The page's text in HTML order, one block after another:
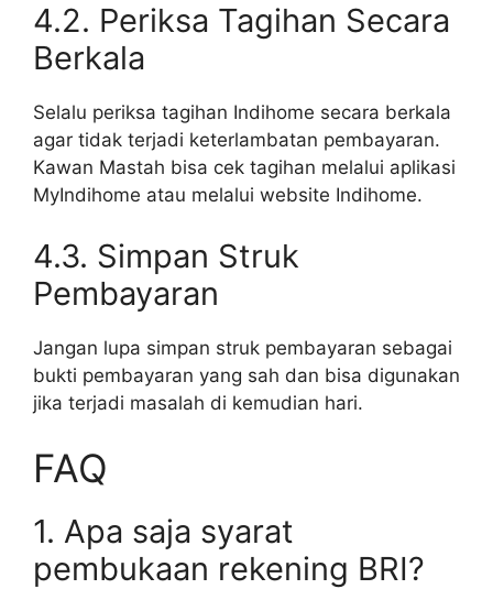
4.2. Periksa Tagihan Secara
Berkala
Selalu periksa tagihan Indihome secara berkala
agar tidak terjadi keterlambatan pembayaran.
Kawan Mastah bisa cek tagihan melalui aplikasi
MyIndihome atau melalui website Indihome.
4.3. Simpan Struk
Pembayaran
Jangan lupa simpan struk pembayaran sebagai
bukti pembayaran yang sah dan bisa digunakan
jika terjadi masalah di kemudian hari.
FAQ
1. Apa saja syarat
pembukaan rekening BRI?